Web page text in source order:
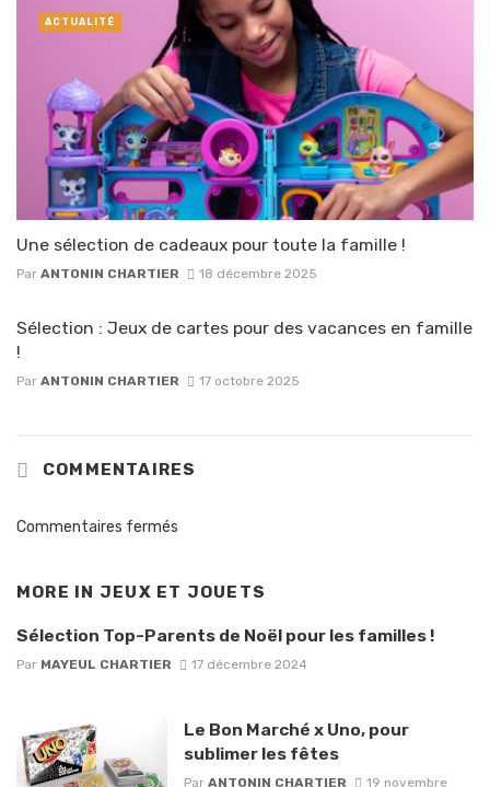
Une sélection de cadeaux pour toute la famille !
Par ANTONIN CHARTIER 18 décembre 2025
ACTUALITÉ
Sélection : Jeux de cartes pour des vacances en famille
!
Par ANTONIN CHARTIER 17 octobre 2025
COMMENTAIRES
Commentaires fermés
MORE IN JEUX ET JOUETS
Sélection Top-Parents de Noël pour les familles !
Par MAYEUL CHARTIER 17 décembre 2024
Le Bon Marché x Uno, pour
sublimer les fêtes
Par ANTONIN CHARTIER
19 novembre